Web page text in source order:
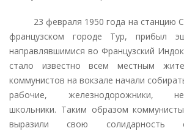
23 февраля 1950 года на станцию
французском городе Тур, прибыл
направлявшимися во Французский
стало известно всем местным
коммунистов на вокзале начали
рабочие, железнодорожники,
школьники. Таким образом
выразили свою солидарность